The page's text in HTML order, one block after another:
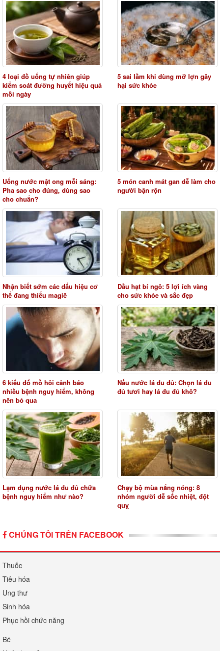
4 loại đồ uống tự nhiên giúp
kiểm soát đường huyết hiệu quả
mỗi ngày
5 sai lầm khi dùng mỡ lợn gây
hại sức khỏe
Uống nước mật ong mỗi sáng:
Pha sao cho đúng, dùng sao
cho chuẩn?
5 món canh mát gan dễ làm cho
người bận rộn
Nhận biết sớm các dấu hiệu cơ
thể đang thiếu magiê
Dầu hạt bí ngô: 5 lợi ích vàng
cho sức khỏe và sắc đẹp
6 kiểu đổ mồ hôi cảnh báo
nhiều bệnh nguy hiểm, không
nên bỏ qua
Nấu nước lá đu đủ: Chọn lá đu
đủ tươi hay lá đu đủ khô?
Lạm dụng nước lá đu đủ chữa
bệnh nguy hiểm như nào?
Chạy bộ mùa nắng nóng: 8
nhóm người dễ sốc nhiệt, đột
quỵ
CHÚNG TÔI TRÊN FACEBOOK
Thuốc
Tiêu hóa
Ung thư
Sinh hóa
Phục hồi chức năng
Bé